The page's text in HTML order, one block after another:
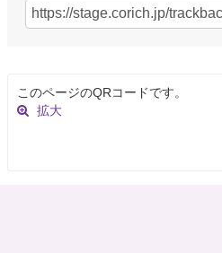
このページのQRコードです。
拡大